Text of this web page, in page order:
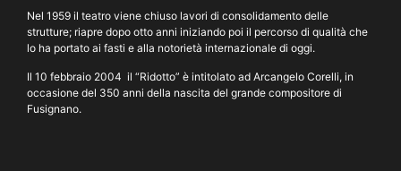
Nel 1959 il teatro viene chiuso lavori di consolidamento delle
strutture; riapre dopo otto anni iniziando poi il percorso di qualità che
lo ha portato ai fasti e alla notorietà internazionale di oggi.
Il 10 febbraio 2004 il “Ridotto” è intitolato ad Arcangelo Corelli, in
occasione del 350 anni della nascita del grande compositore di
Fusignano.